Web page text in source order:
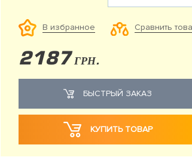
В избранное Сравнить
2187 ГРН.
БЫСТРЫЙ ЗАКАЗ
КУПИТЬ ТОВАР